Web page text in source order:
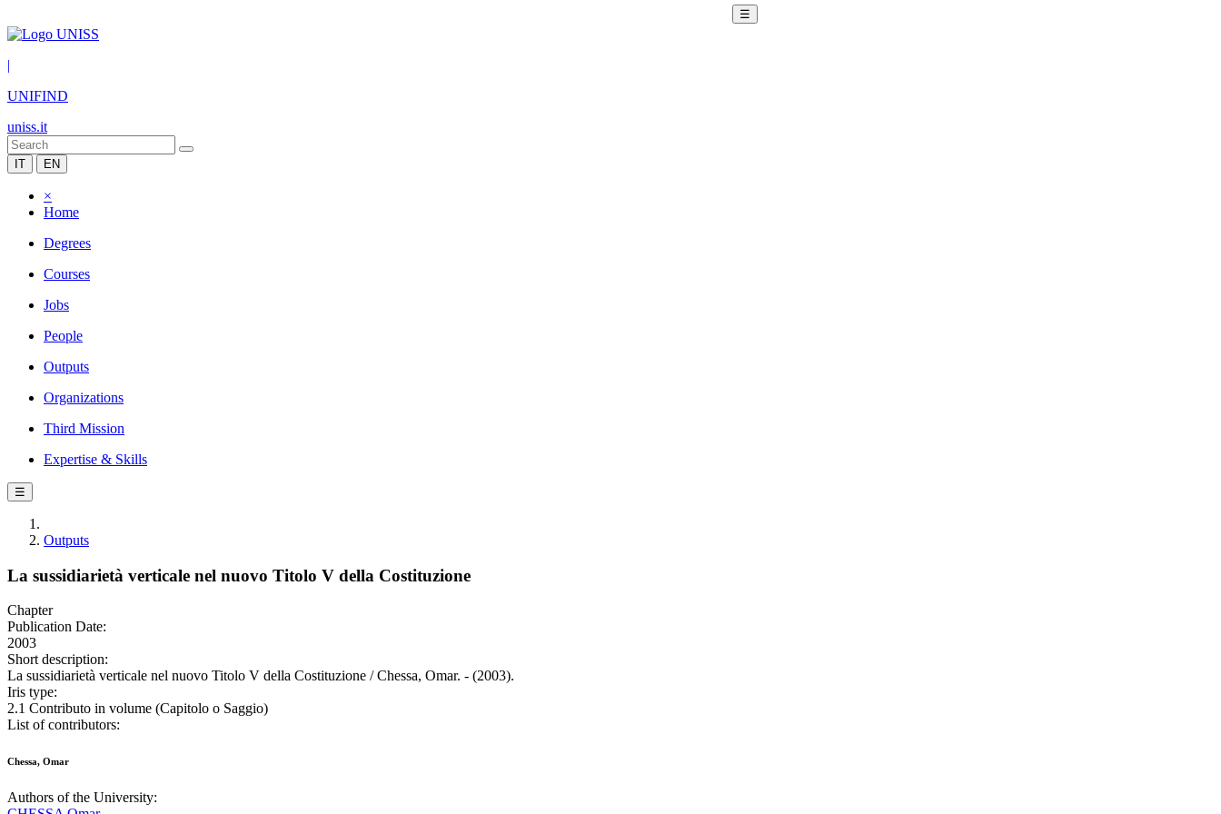
☰
|
UNIFIND
uniss.it
IT EN
×
Home
Degrees
Courses
Jobs
People
Outputs
Organizations
Third Mission
Expertise & Skills
☰
Outputs
La sussidiarietà verticale nel nuovo Titolo V della Costituzione
Chapter
Publication Date:
2003
Short description:
La sussidiarietà verticale nel nuovo Titolo V della Costituzione / Chessa, Omar. - (2003).
Iris type:
2.1 Contributo in volume (Capitolo o Saggio)
List of contributors:
Chessa, Omar
Authors of the University: